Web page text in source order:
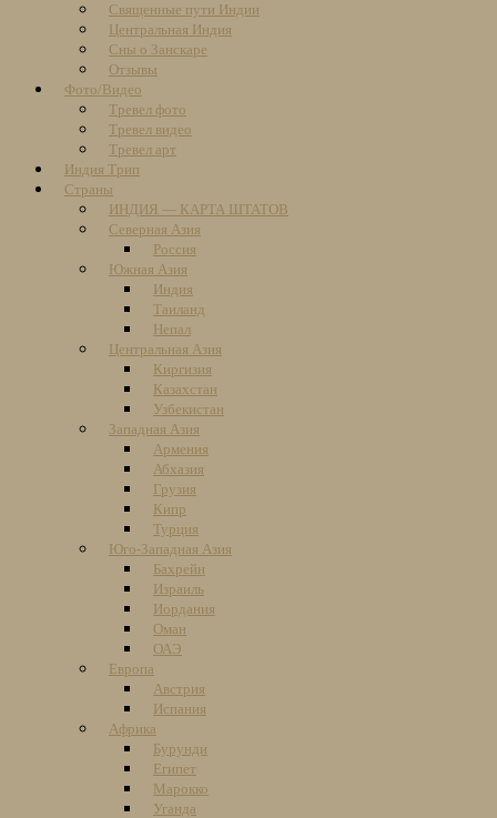
Священные пути Индии
Центральная Индия
Сны о Занскаре
Отзывы
Фото/Видео
Тревел фото
Тревел видео
Тревел арт
Индия Трип
Страны
ИНДИЯ — КАРТА ШТАТОВ
Северная Азия
Россия
Южная Азия
Индия
Таиланд
Непал
Центральная Азия
Киргизия
Казахстан
Узбекистан
Западная Азия
Армения
Абхазия
Грузия
Кипр
Турция
Юго-Западная Азия
Бахрейн
Израиль
Иордания
Оман
ОАЭ
Европа
Австрия
Испания
Африка
Бурунди
Египет
Марокко
Уганда